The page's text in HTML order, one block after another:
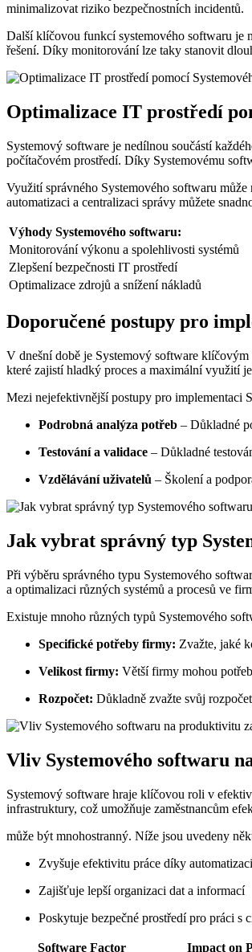
minimalizovat riziko bezpečnostních incidentů.
Další klíčovou funkcí systemového softwaru je
řešení. Díky monitorování lze taky stanovit
Optimalizace IT prostředí
Systemový software je nedílnou součástí
počítačovém prostředí. Díky Systemovému
Využití správného Systemového softwaru
automatizaci a centralizaci správy můžete
Výhody Systemového softwaru:
Monitorování výkonu a spolehlivosti systémů
Zlepšení bezpečnosti IT prostředí
Optimalizace zdrojů a snížení nákladů
Doporučené postupy pro
V dnešní době je Systemový software
které zajistí hladký proces a maximální využití
Mezi nejefektivnější postupy pro implementaci
Podrobná analýza potřeb – Důkladné
Testování a validace – Důkladné
Vzdělávání uživatelů – Školení a
Jak vybrat správný typ
Při výběru správného typu Systemového
a optimalizaci různých systémů a procesů ve
Existuje mnoho různých typů Systemového
Specifické potřeby firmy: Zvažte, jaké
Velikost firmy: Větší firmy mohou
Rozpočet: Důkladně zvažte svůj
Vliv Systemového softwaru
Systemový software hraje klíčovou roli v
infrastruktury, což umožňuje zaměstnancům
může být mnohostranný. Níže jsou uvedeny
Zvyšuje efektivitu práce díky
Zajišťuje lepší organizaci dat a informací
Poskytuje bezpečné prostředí pro práci s
Software Factor Impact on